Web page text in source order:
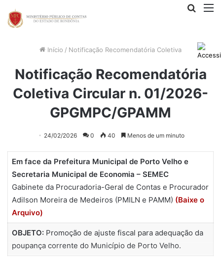
Início / Notificação Recomendatória Coletiva
Notificação Recomendatória
Coletiva Circular n. 01/2026-
GPGMPC/GPAMM
24/02/2026 0 40 Menos de um minuto
Em face da Prefeitura Municipal de Porto Velho e
Secretaria Municipal de Economia – SEMEC
Gabinete da Procuradoria-Geral de Contas e Procurador
Adilson Moreira de Medeiros (PMILN e PAMM) (Baixe o
Arquivo)
OBJETO:Promoção de ajuste fiscal para adequação da
poupança corrente do Município de Porto Velho.